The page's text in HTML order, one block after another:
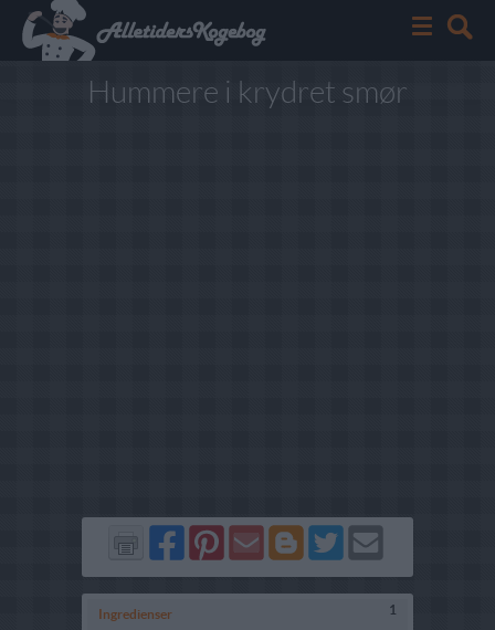
Hummere i krydret smør
Del
på
Facebook
Del
på
Pinterest
Send
via
GMail
Del
på
Blogger
Del
på
Twitter
Send
Ingredienser 1